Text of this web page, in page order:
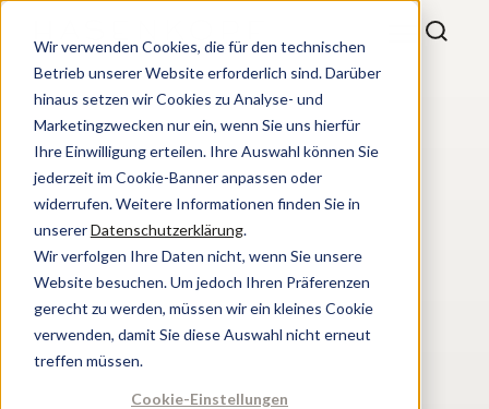
Wir verwenden Cookies, die für den technischen
Betrieb unserer Website erforderlich sind. Darüber
hinaus setzen wir Cookies zu Analyse- und
Marketingzwecken nur ein, wenn Sie uns hierfür
Ihre Einwilligung erteilen. Ihre Auswahl können Sie
jederzeit im Cookie-Banner anpassen oder
widerrufen. Weitere Informationen finden Sie in
unsererDatenschutzerklärung.
Wir verfolgen Ihre Daten nicht, wenn Sie unsere
Website besuchen. Um jedoch Ihren Präferenzen
gerecht zu werden, müssen wir ein kleines Cookie
verwenden, damit Sie diese Auswahl nicht erneut
treffen müssen.
Cookie-Einstellungen